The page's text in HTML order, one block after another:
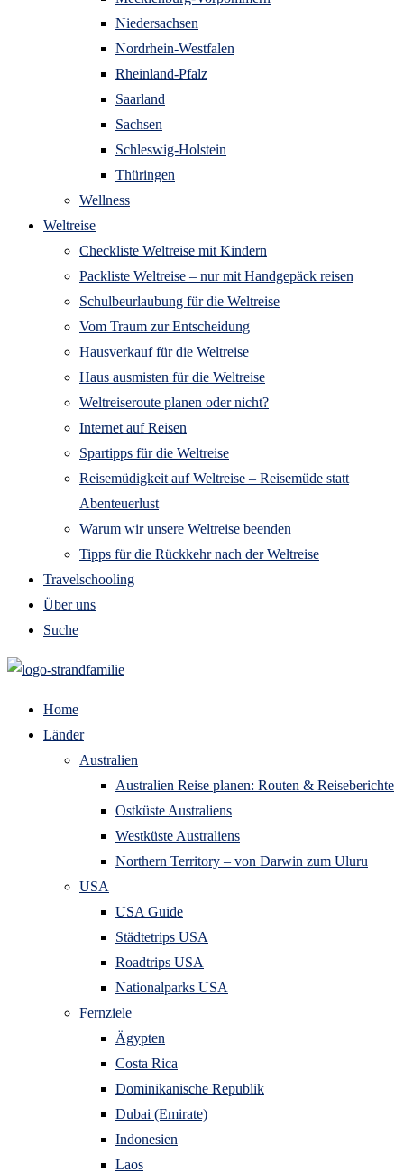
Niedersachsen
Nordrhein-Westfalen
Rheinland-Pfalz
Saarland
Sachsen
Schleswig-Holstein
Thüringen
Wellness
Weltreise
Checkliste Weltreise mit Kindern
Packliste Weltreise – nur mit Handgepäck reisen
Schulbeurlaubung für die Weltreise
Vom Traum zur Entscheidung
Hausverkauf für die Weltreise
Haus ausmisten für die Weltreise
Weltreiseroute planen oder nicht?
Internet auf Reisen
Spartipps für die Weltreise
Reisemüdigkeit auf Weltreise – Reisemüde statt
Abenteuerlust
Warum wir unsere Weltreise beenden
Tipps für die Rückkehr nach der Weltreise
Travelschooling
Über uns
Suche
Home
Länder
Australien
Australien Reise planen: Routen & Reiseberichte
Ostküste Australiens
Westküste Australiens
Northern Territory – von Darwin zum Uluru
USA
USA Guide
Städtetrips USA
Roadtrips USA
Nationalparks USA
Fernziele
Ägypten
Costa Rica
Dominikanische Republik
Dubai (Emirate)
Indonesien
Laos